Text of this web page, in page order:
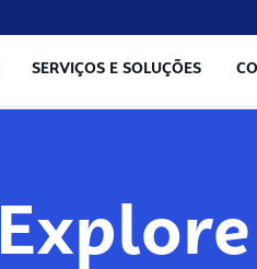
SERVIÇOS E SOLUÇÕES
Explore